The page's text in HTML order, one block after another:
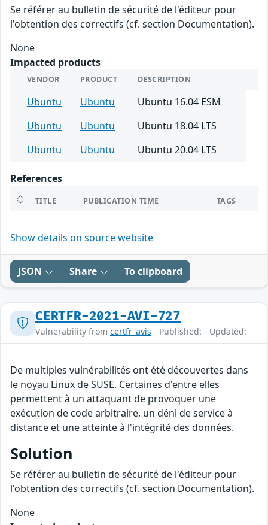
Se référer au bulletin de sécurité de l'éditeur pour
l'obtention des correctifs (cf. section Documentation).
None
Impacted products
VENDOR PRODUCT DESCRIPTION
Ubuntu Ubuntu
Ubuntu 16.04 ESM
Ubuntu
Ubuntu
Ubuntu 18.04 LTS
Ubuntu
Ubuntu Ubuntu 20.04 LTS
References
TITLE PUBLICATION TIME TAGS
Show details on source website
JSON Share To clipboard
CERTFR-2021-AVI-727
Vulnerability from certfr_avis - Published: - Updated:
De multiples vulnérabilités ont été découvertes dans
le noyau Linux de SUSE. Certaines d'entre elles
permettent à un attaquant de provoquer une
exécution de code arbitraire, un déni de service à
distance et une atteinte à l'intégrité des données.
Solution
Se référer au bulletin de sécurité de l'éditeur pour
l'obtention des correctifs (cf. section Documentation).
None